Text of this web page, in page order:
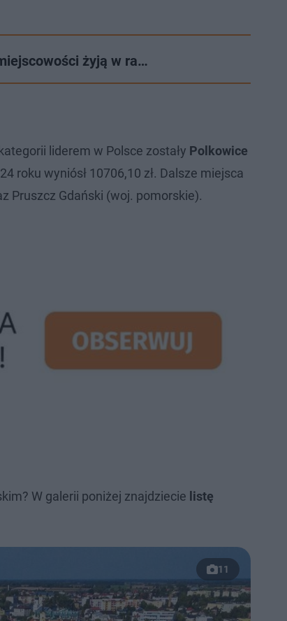
żyją w ra…
liderem w Polsce zostały Polkowice
roku wyniósł 10706,10 zł. Dalsze miejsca
Pruszcz Gdański (woj. pomorskie).
W galerii poniżej znajdziecie listę
11